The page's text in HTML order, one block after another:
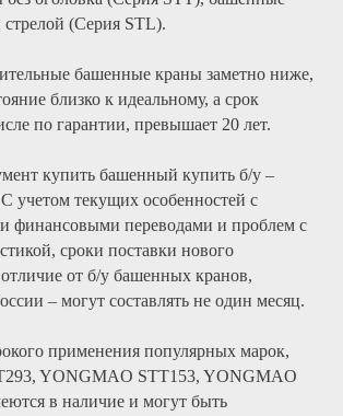
(Серия STL).
башенные краны заметно ниже,
близко к идеальному, а срок
по гарантии, превышает 20 лет.
купить башенный купить б/у –
учетом текущих особенностей с
финансовыми переводами и проблем с
сроки поставки нового
от б/у башенных кранов,
– могут составлять не один месяц.
применения популярных марок,
YONGMAO STT153, YONGMAO
в наличие и могут быть